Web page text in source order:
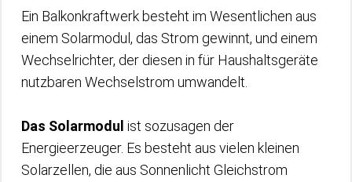
Ein Balkonkraftwerk besteht im Wesentlichen aus
einem Solarmodul, das Strom gewinnt, und einem
Wechselrichter, der diesen in für Haushaltsgeräte
nutzbaren Wechselstrom umwandelt.
Das Solarmodul ist sozusagen der
Energieerzeuger. Es besteht aus vielen kleinen
Solarzellen, die aus Sonnenlicht Gleichstrom